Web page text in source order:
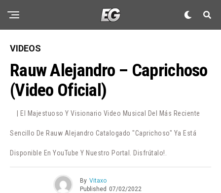
VIDEOS
Rauw Alejandro – Caprichoso
(Video Oficial)
| El Majestuoso Y Visionario Video Musical Del Más Reciente
Sencillo De Rauw Alejandro Catalogado "Caprichoso" Ya Está
Disponible En YouTube Y Nuestro Portal. Disfrútalo!.
By Vitaxo
Published 07/02/2022